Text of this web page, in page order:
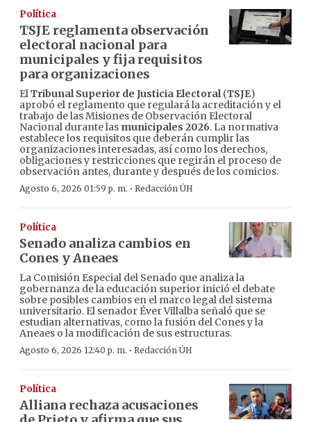
Política
TSJE reglamenta observación
electoral nacional para
municipales y fija requisitos
para organizaciones
ElTribunal Superior de Justicia Electoral(TSJE)
aprobó el reglamento que regulará la acreditación y el
trabajo de las Misiones de Observación Electoral
Nacional durante las municipales 2026. La normativa
establece los requisitos que deberán cumplir las
organizaciones interesadas, así como los derechos,
obligaciones y restricciones que regirán el proceso de
observación antes, durante y después de los comicios.
Agosto 6, 2026 01:59 p. m. · Redacción ÚH
Política
Senado analiza cambios en
Cones y Aneaes
La Comisión Especial del Senado que analiza la
gobernanza de la educación superior inició el debate
sobre posibles cambios en el marco legal del sistema
universitario. El senador Éver Villalba señaló que se
estudian alternativas, como la fusión del Cones y la
Aneaes o la modificación de sus estructuras.
Agosto 6, 2026 12:40 p. m. · Redacción ÚH
Política
Alliana rechaza acusaciones